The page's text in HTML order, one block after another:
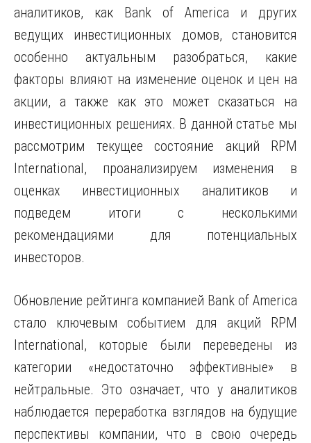
аналитиков, как Bank of America и других
ведущих инвестиционных домов, становится
особенно актуальным разобраться, какие
факторы влияют на изменение оценок и цен на
акции, а также как это может сказаться на
инвестиционных решениях. В данной статье мы
рассмотрим текущее состояние акций RPM
International, проанализируем изменения в
оценках инвестиционных аналитиков и
подведем итоги с несколькими
рекомендациями для потенциальных
инвесторов.
Обновление рейтинга компанией Bank of America
стало ключевым событием для акций RPM
International, которые были переведены из
категории «недостаточно эффективные» в
нейтральные. Это означает, что у аналитиков
наблюдается переработка взглядов на будущие
перспективы компании, что в свою очередь